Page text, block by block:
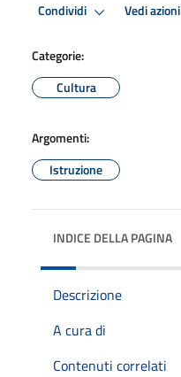
Condividi Vedi azioni
Categorie:
Cultura
Argomenti:
Istruzione
INDICE DELLA PAGINA
Descrizione
A cura di
Contenuti correlati